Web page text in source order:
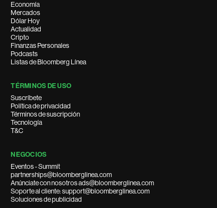
Economía
Mercados
Dólar Hoy
Actualidad
Cripto
Finanzas Personales
Podcasts
Listas de Bloomberg Línea
TÉRMINOS DE USO
Suscríbete
Política de privacidad
Términos de suscripción
Tecnología
T&C
NEGOCIOS
Eventos - Summit
partnerships@bloomberglinea.com
Anúnciate con nosotros ads@bloomberglinea.com
Soporte al cliente: support@bloomberglinea.com
Soluciones de publicidad